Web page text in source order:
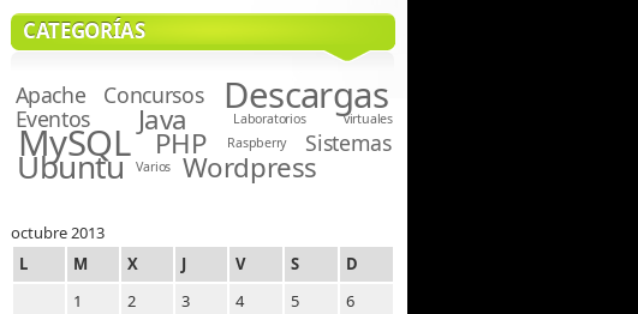
CATEGORÍAS
Apache Concursos Descargas
Eventos Java Laboratorios virtuales
MySQL PHP Raspberry Sistemas
Ubuntu Varios Wordpress
octubre 2013
L
M X J V S
D
1
2 3 4 5
6